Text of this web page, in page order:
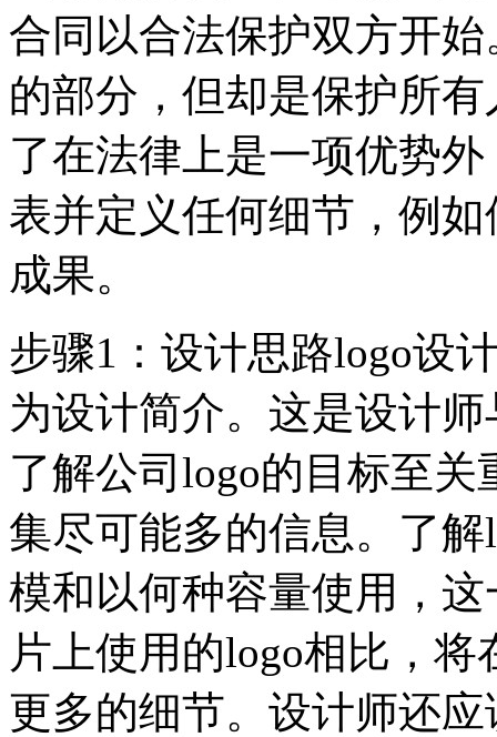
合同以合法保护双方开
的部分，但却是保护所
了在法律上是一项优势
表并定义任何细节，例
成果。
步骤1：设计思路logo设
为设计简介。这是设计
了解公司logo的目标至
集尽可能多的信息。了
模和以何种容量使用，
片上使用的logo相比，
更多的细节。设计师还